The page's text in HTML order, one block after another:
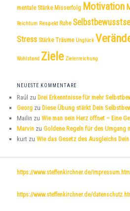
mentale Stärke Misserfolg Motivation
Reichtum Respekt Ruhe
Stress Stärke Träume Unglück
Wohlstand Ziele Zielerreichung
NEUESTE KOMMENTARE
Raúl zuDrei Erkenntnisse für mehr
Georg zuDiese Übung stärkt Dein
Mailin zuWie man sein Herz öffnet – Eine
Marvin zuGoldene Regeln für den Umgang
kurt zuWie das Gesetz des Ausgleichs
https://www.steffenkirchner.de/impressum.htm
https://www.steffenkirchner.de/